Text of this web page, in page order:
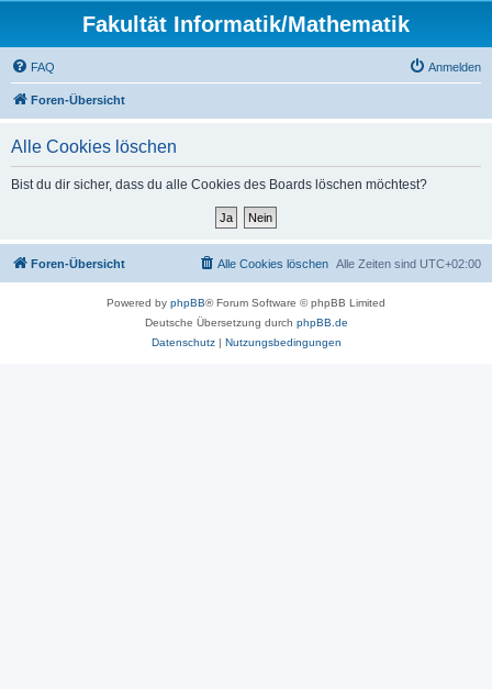
Fakultät Informatik/Mathematik
FAQ Anmelden
Foren-Übersicht
Alle Cookies löschen
Bist du dir sicher, dass du alle Cookies des Boards löschen möchtest?
Foren-Übersicht Alle Zeiten sind UTC+02:00
Alle Cookies löschen
Powered by phpBB® Forum Software © phpBB Limited
Deutsche Übersetzung durch phpBB.de
Datenschutz| Nutzungsbedingungen